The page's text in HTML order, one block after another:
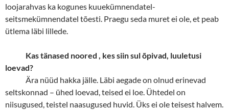
loojarahvas ka kogunes kuuekümnendatel-
seitsmekümnendatel tõesti. Praegu seda muret ei ole, et peab
ütlema läbi lillede.
Kas tänased noored , kes siin sul õpivad, luuletusi
loevad?
Ära nüüd hakka jälle. Läbi aegade on olnud erinevad
seltskonnad – ühed loevad, teised ei loe. Ühtedel on
niisugused, teistel naasugused huvid. Üks ei ole teisest halvem.